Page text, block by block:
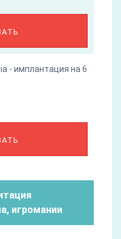
- имплантация на 6
игромании